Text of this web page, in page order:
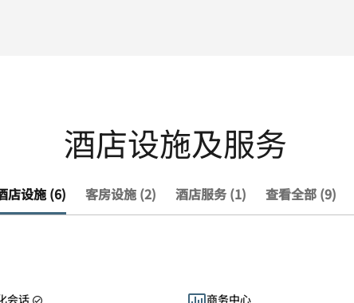
酒店设施及服务
店设施 (6) 客房设施 (2) 酒店服务 (1) 查看全部 (9)
会话 商务中心